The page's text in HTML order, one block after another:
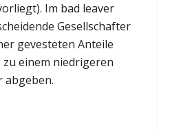
Im bad leaver
Gesellschafter
gevesteten Anteile
einem niedrigeren
abgeben.